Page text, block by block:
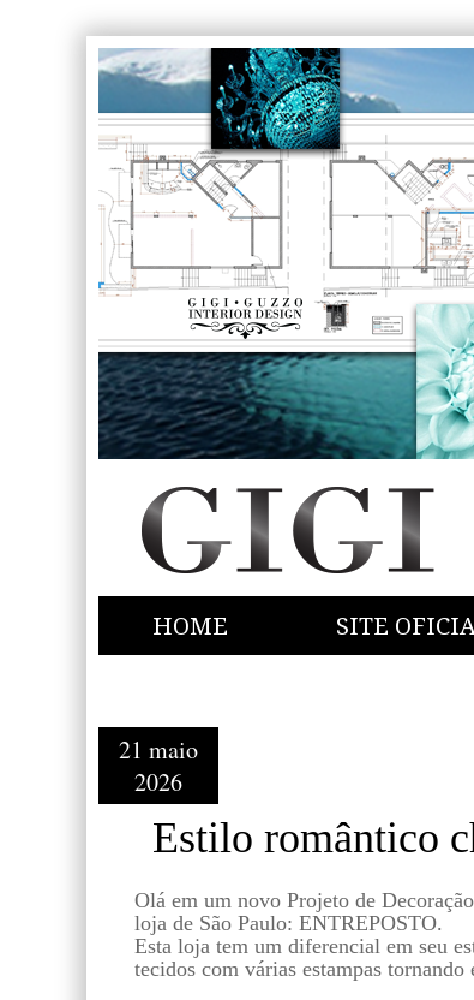
HOME SITE
21 maio
2026
Estilo romântico
Olá em um novo Projeto de
loja de São Paulo: ENTREPOSTO.
Esta loja tem um diferencial em seu
tecidos com várias estampas tornando